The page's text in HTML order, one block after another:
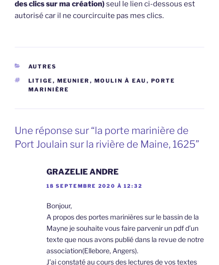
des clics sur ma création)seul le lien ci-dessous est
autorisé car il ne courcircuite pas mes clics.
CATÉGORIES
AUTRES
ÉTIQUETTES
LITIGE , MEUNIER , MOULIN À EAU , PORTE
MARINIÈRE
Une réponse sur “la porte marinière de
Port Joulain sur la rivière de Maine, 1625”
GRAZELIE ANDRE
18 SEPTEMBRE 2020 À 12:32
Bonjour,
A propos des portes marinières sur le bassin de la
Mayne je souhaite vous faire parvenir un pdf d’un
texte que nous avons publié dans la revue de notre
association(Ellebore, Angers).
J’ai constaté au cours des lectures de vos textes